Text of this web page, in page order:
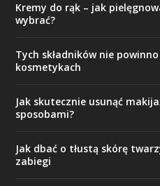
Kremy do rąk – jak
wybrać?
Tych składników nie
kosmetykach
Jak skutecznie usunąć
sposobami?
Jak dbać o tłustą skórę
zabiegi